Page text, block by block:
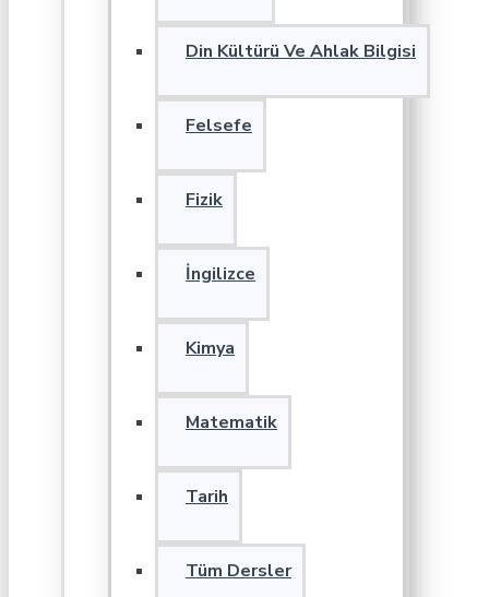
Din Kültürü Ve Ahlak Bilgisi
Felsefe
Fizik
İngilizce
Kimya
Matematik
Tarih
Tüm Dersler